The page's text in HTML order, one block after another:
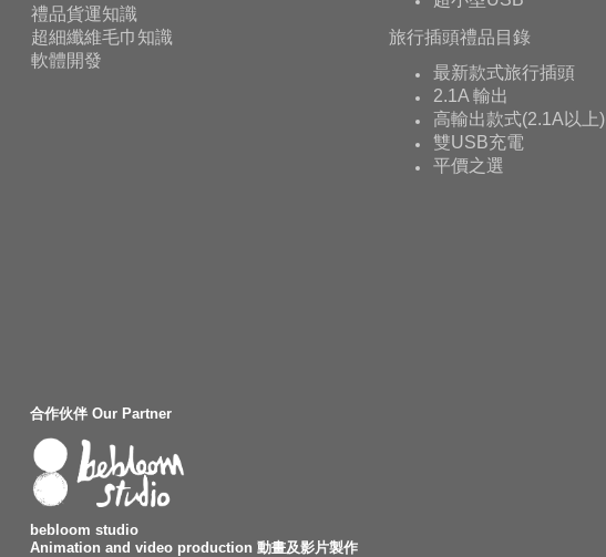
禮品貨運知識
超細纖維毛巾知識
軟體開發
旅行插頭禮品目錄
最新款式旅行插頭
2.1A 輸出
高輸出款式(2.1A以上)
雙USB充電
平價之選
合作伙伴 Our Partner
bebloom studio
Animation and video production 動畫及影片製作